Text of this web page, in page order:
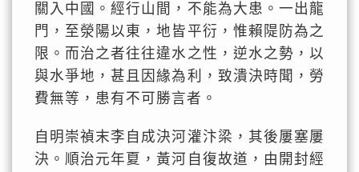
關入中國。經行山間，不能為大患。一出龍
門，至滎陽以東，地皆平衍，惟賴隄防為之
限。而治之者往往違水之性，逆水之勢，以
與水爭地，甚且因緣為利，致潰決時聞，勞
費無等，患有不可勝言者。
自明崇禎末李自成決河灌汴梁，其後屢塞屢
決。順治元年夏，黃河自復故道，由開封經